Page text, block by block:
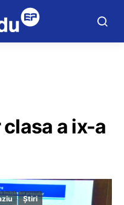
a ix-a
Știri